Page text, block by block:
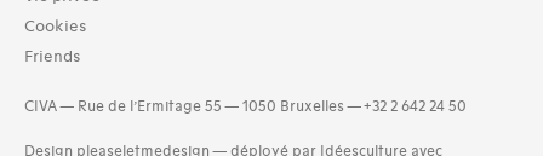
Cookies
Friends
CIVA — Rue de l’Ermitage 55 — 1050 Bruxelles — +32 2 642 24 50
Design pleaseletmedesign — déployé par Idéesculture avec